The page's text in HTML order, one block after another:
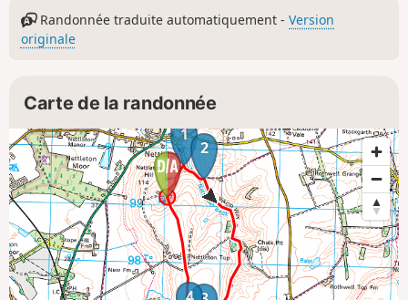
Randonnée traduite automatiquement -Version
originale
Carte de la randonnée
1
2